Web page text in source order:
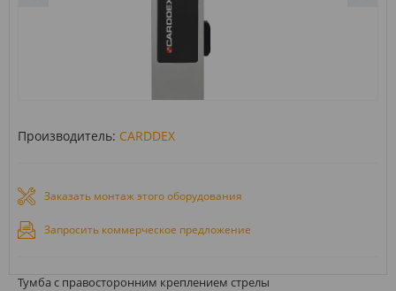
Производитель: CARDDEX
Заказать монтаж этого оборудования
Запросить коммерческое предложение
Тумба с правосторонним креплением стрелы